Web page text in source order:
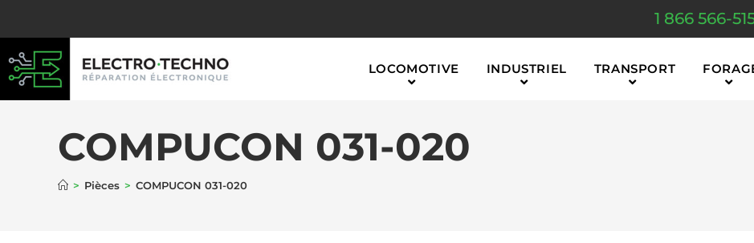
1 866 566-
LOCOMOTIVE INDUSTRIEL TRANSPORT
COMPUCON 031-020
> Pièces > COMPUCON 031-020